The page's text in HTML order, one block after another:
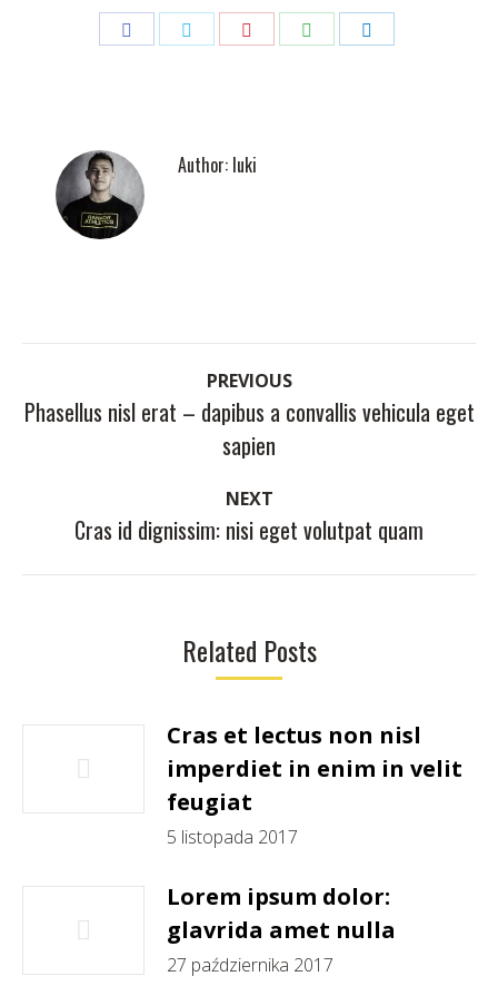
Share
Share
Share
Share
Author: luki
navigation
PREVIOUS
Previous
Phasellus nisl erat – dapibus a convallis vehicula eget
sapien
NEXT
Next
post:
Cras id dignissim: nisi eget volutpat quam
Related Posts
Cras et lectus non nisl
imperdiet in enim in velit
feugiat
5 listopada 2017
Lorem ipsum dolor:
glavrida amet nulla
27 października 2017